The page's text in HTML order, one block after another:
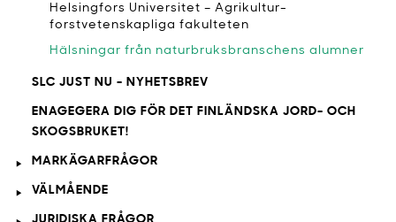
Helsingfors Universitet – Agrikultur-
forstvetenskapliga fakulteten
Hälsningar från naturbruksbranschens alumner
SLC JUST NU - NYHETSBREV
ENAGEGERA DIG FÖR DET FINLÄNDSKA JORD- OCH
SKOGSBRUKET!
MARKÄGARFRÅGOR
VÄLMÅENDE